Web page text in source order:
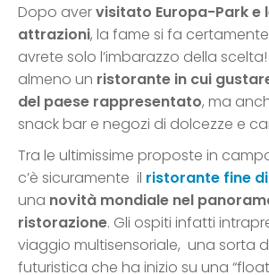
Dopo avervisitato Europa-Park e
attrazioni, la fame si fa certamente
avrete solo l’imbarazzo della
almeno un ristorante in cui
del paese rappresentato, ma
snack bar e negozi di dolcezze e
Tra le ultimissime proposte in
c’è sicuramente il ristorante fine
una novità mondiale nel
ristorazione. Gli ospiti infatti
viaggio multisensoriale, una sorta
futuristica che ha inizio su una